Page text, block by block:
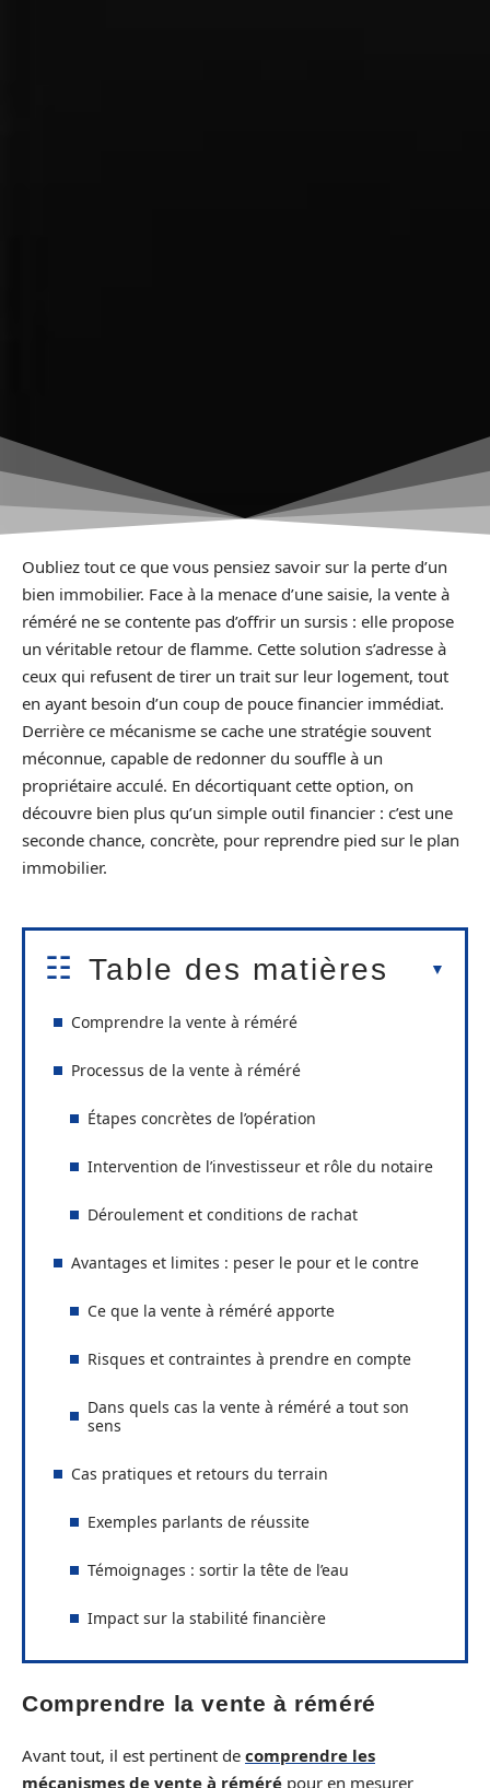
Oubliez tout ce que vous pensiez savoir sur la perte d’un
bien immobilier. Face à la menace d’une saisie, la vente à
réméré ne se contente pas d’offrir un sursis : elle propose
un véritable retour de flamme. Cette solution s’adresse à
ceux qui refusent de tirer un trait sur leur logement, tout
en ayant besoin d’un coup de pouce financier immédiat.
Derrière ce mécanisme se cache une stratégie souvent
méconnue, capable de redonner du souffle à un
propriétaire acculé. En décortiquant cette option, on
découvre bien plus qu’un simple outil financier : c’est une
seconde chance, concrète, pour reprendre pied sur le plan
immobilier.
Table des matières
Comprendre la vente à réméré
Processus de la vente à réméré
Étapes concrètes de l’opération
Intervention de l’investisseur et rôle du notaire
Déroulement et conditions de rachat
Avantages et limites : peser le pour et le contre
Ce que la vente à réméré apporte
Risques et contraintes à prendre en compte
Dans quels cas la vente à réméré a tout son
sens
Cas pratiques et retours du terrain
Exemples parlants de réussite
Témoignages : sortir la tête de l’eau
Impact sur la stabilité financière
Comprendre la vente à réméré
Avant tout, il est pertinent de comprendre les
mécanismes de vente à réméré pour en mesurer